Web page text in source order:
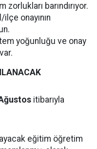
barındırıyor.
onayının
yoğunluğu ve onay
itibarıyla
eğitim öğretim